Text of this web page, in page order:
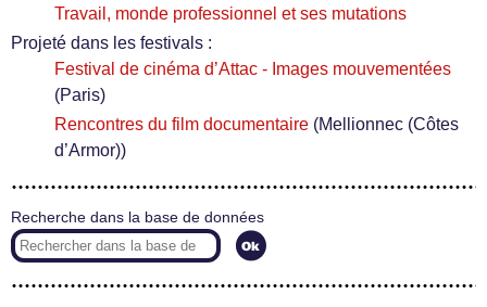
Travail, monde professionnel et ses mutations
Projeté dans les festivals :
Festival de cinéma d’Attac - Images mouvementées
(Paris)
Rencontres du film documentaire (Mellionnec (Côtes
d’Armor))
Recherche dans la base de données